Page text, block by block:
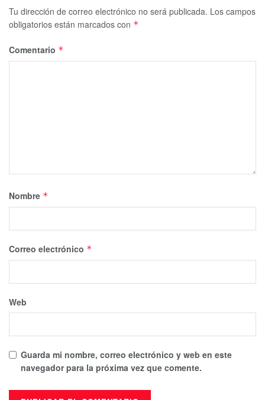
Tu dirección de correo electrónico no será publicada. Los campos
obligatorios están marcados con *
Comentario *
Nombre *
Correo electrónico *
Web
Guarda mi nombre, correo electrónico y web en este
navegador para la próxima vez que comente.